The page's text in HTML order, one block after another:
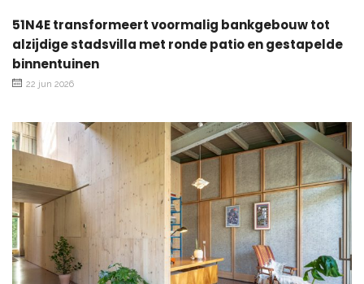
51N4E transformeert voormalig bankgebouw tot
alzijdige stadsvilla met ronde patio en gestapelde
binnentuinen
22 jun 2026